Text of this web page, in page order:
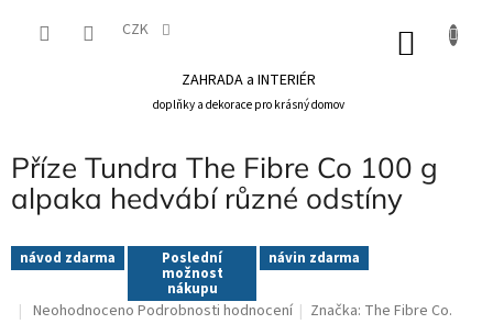
CZK
ZAHRADA a INTERIÉR
doplňky a dekorace pro krásný domov
Příze Tundra The Fibre Co 100 g
alpaka hedvábí různé odstíny
návod zdarma Poslední
možnost
nákupu
návin zdarma
Průměrné
Neohodnoceno Podrobnosti hodnocení Značka: The Fibre Co.